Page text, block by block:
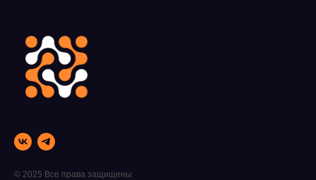
© 2025 Все права защищены